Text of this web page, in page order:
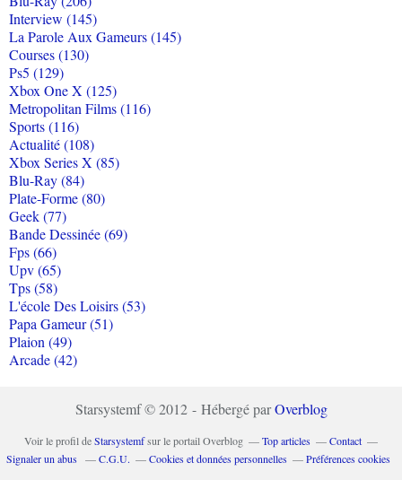
Interview (145)
La Parole Aux Gameurs (145)
Courses (130)
Ps5 (129)
Xbox One X (125)
Metropolitan Films (116)
Sports (116)
Actualité (108)
Xbox Series X (85)
Blu-Ray (84)
Plate-Forme (80)
Geek (77)
Bande Dessinée (69)
Fps (66)
Upv (65)
Tps (58)
L'école Des Loisirs (53)
Papa Gameur (51)
Plaion (49)
Arcade (42)
Starsystemf © 2012 - Hébergé parOverblog
Voir le profil deStarsystemfsur le portail Overblog Top articles
Contact
Signaler un abus
C.G.U. Cookies et données personnelles Préférences cookies